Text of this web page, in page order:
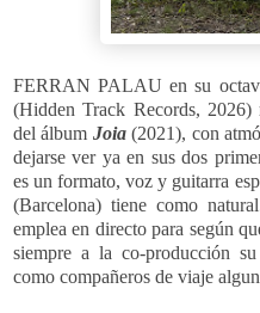
FERRAN PALAU en su
(Hidden Track Records, 2026)
del álbum Joia(2021), con
dejarse ver ya en sus dos
es un formato, voz y guitarra
(Barcelona) tiene como
emplea en directo para según
siempre a la co-producción
como compañeros de viaje